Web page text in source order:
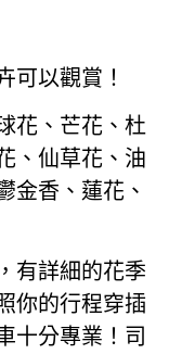
可以觀賞！
花、芒花、杜
、仙草花、油
金香、蓮花、
，有詳細的花季
你的行程穿插
十分專業！司